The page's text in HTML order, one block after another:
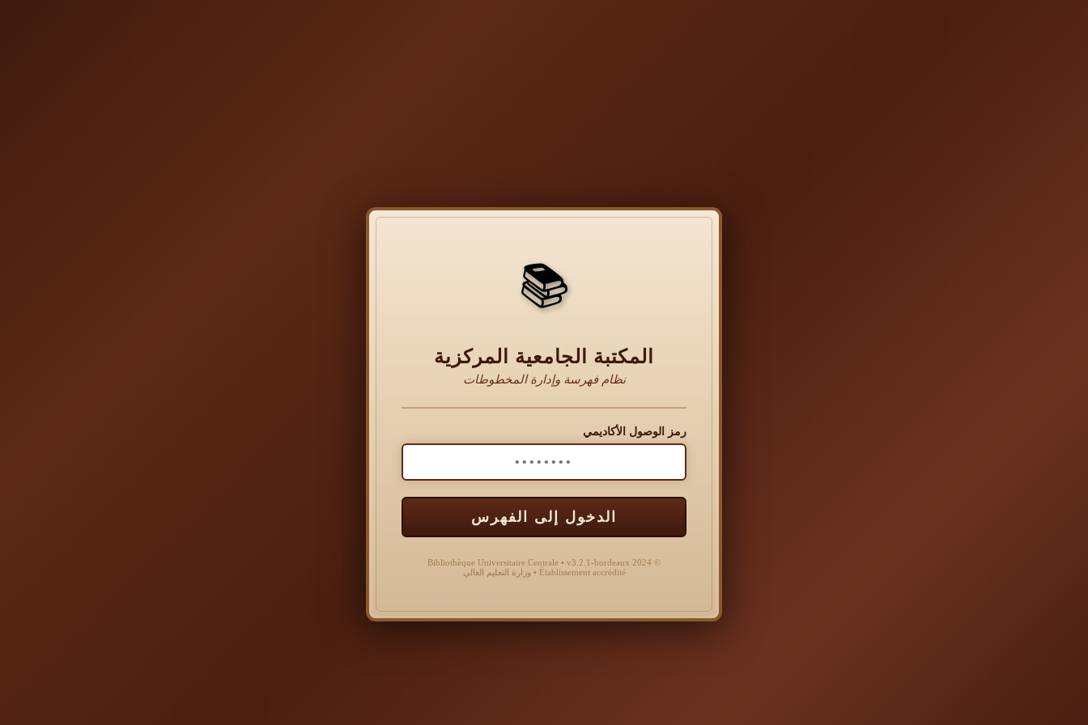
📚
المكتبة الجامعية المركزية
نظام فهرسة وإدارة المخطوطات
رمز الوصول الأكاديمي
الدخول إلى الفهرس
© 2024 Bibliothèque Universitaire Centrale • v3.2.1-bordeaux
Établissement accrédité • وزارة التعليم العالي